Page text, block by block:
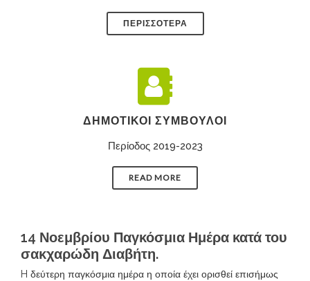
ΠΕΡΙΣΣΟΤΕΡΑ
ΔΗΜΟΤΙΚΟΊ ΣΎΜΒΟΥΛΟΙ
Περίοδος 2019-2023
READ MORE
14 Νοεμβρίου Παγκόσμια Ημέρα κατά του
σακχαρώδη Διαβήτη.
H δεύτερη παγκόσμια ημέρα η οποία έχει ορισθεί επισήμως